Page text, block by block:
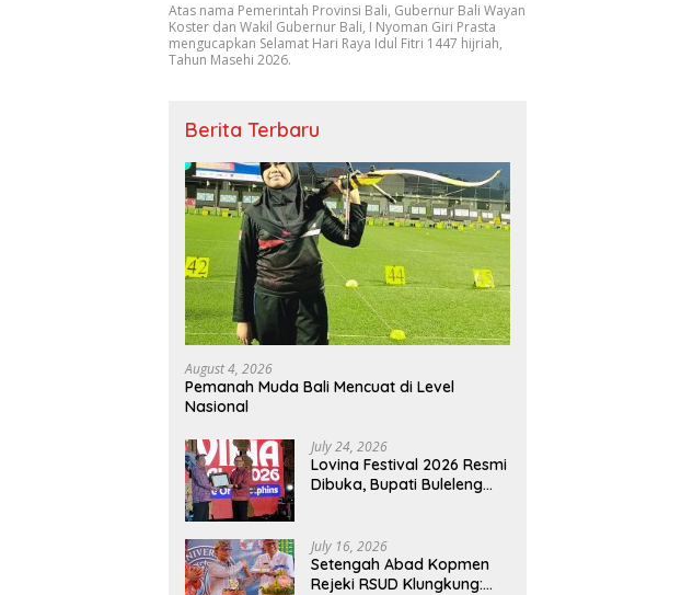
Atas nama Pemerintah Provinsi Bali, Gubernur Bali Wayan
Koster dan Wakil Gubernur Bali, I Nyoman Giri Prasta
mengucapkan Selamat Hari Raya Idul Fitri 1447 hijriah,
Tahun Masehi 2026.
Berita Terbaru
August 4, 2026
Pemanah Muda Bali Mencuat di Level
Nasional
July 24, 2026
Lovina Festival 2026 Resmi
Dibuka, Bupati Buleleng
July 16, 2026
Setengah Abad Kopmen
Rejeki RSUD Klungkung: